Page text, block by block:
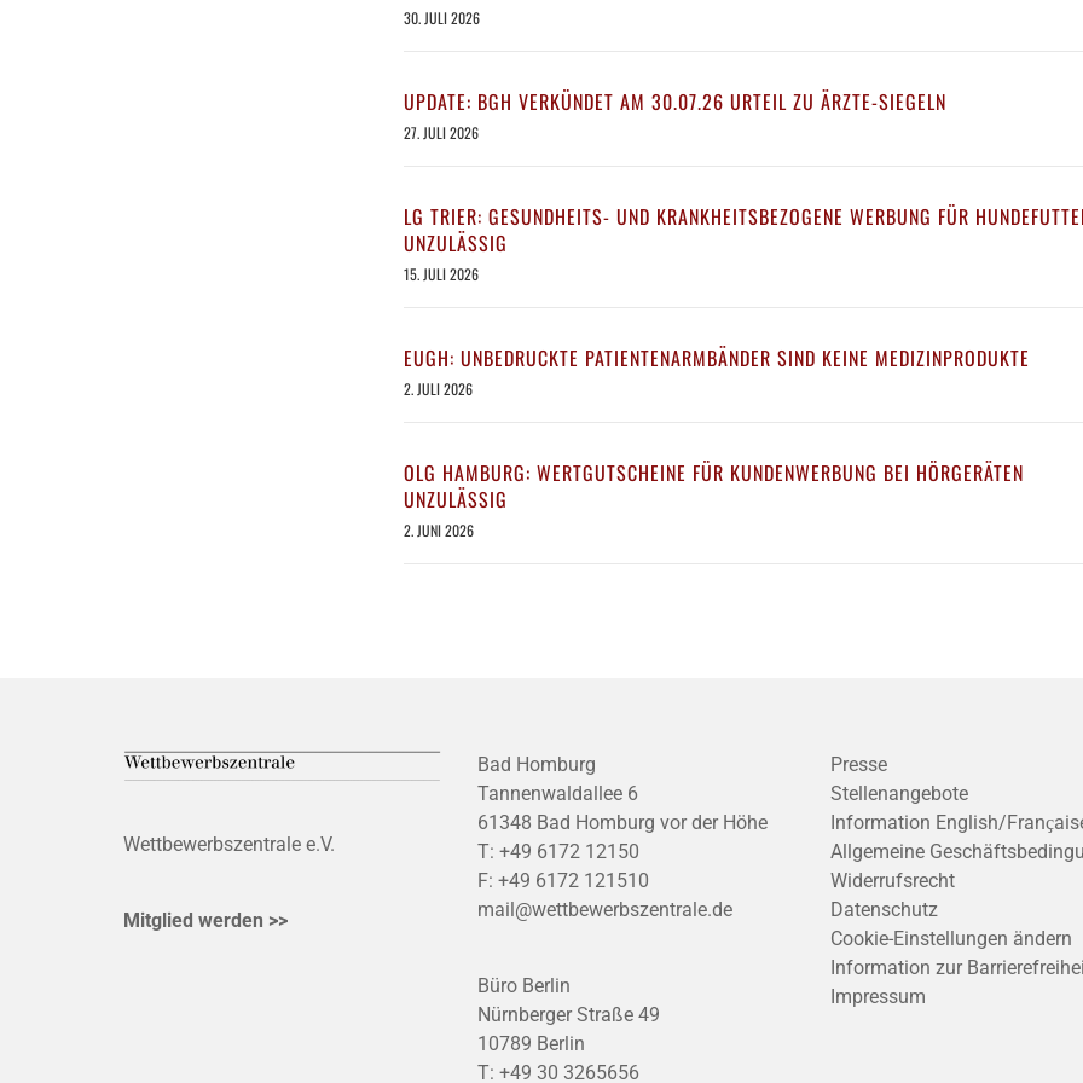
30. JULI 2026
UPDATE: BGH VERKÜNDET AM 30.07.26 URTEIL ZU ÄRZTE-SIEGELN
27. JULI 2026
LG TRIER: GESUNDHEITS- UND KRANKHEITSBEZOGENE WERBUNG FÜR
UNZULÄSSIG
15. JULI 2026
EUGH: UNBEDRUCKTE PATIENTENARMBÄNDER SIND KEINE MEDIZINPRODUKTE
2. JULI 2026
OLG HAMBURG: WERTGUTSCHEINE FÜR KUNDENWERBUNG BEI HÖRGERÄTEN
UNZULÄSSIG
2. JUNI 2026
Wettbewerbszentrale e.V.
Mitglied werden >>
Bad Homburg
Tannenwaldallee 6
61348 Bad Homburg vor der Höhe
T: +49 6172 12150
F: +49 6172 121510
mail@wettbewerbszentrale.de
Büro Berlin
Nürnberger Straße 49
10789 Berlin
T: +49 30 3265656
Presse
Stellenangebote
Information English/
Allgemeine
Widerrufsrecht
Datenschutz
Cookie-Einstellungen ändern
Information zur
Impressum